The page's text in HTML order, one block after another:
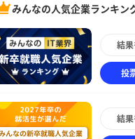
みんなの人気企業ランキン
結
投
結